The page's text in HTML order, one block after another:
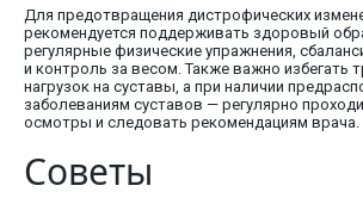
Для предотвращения дистрофических
рекомендуется поддерживать здоровый
регулярные физические упражнения,
и контроль за весом. Также важно избегать
нагрузок на суставы, а при наличии
заболеваниям суставов — регулярно
осмотры и следовать рекомендациям врача.
Советы